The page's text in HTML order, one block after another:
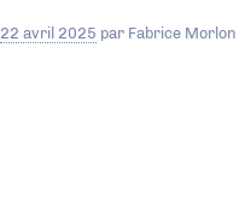
22 avril 2025 par Fabrice Morlon